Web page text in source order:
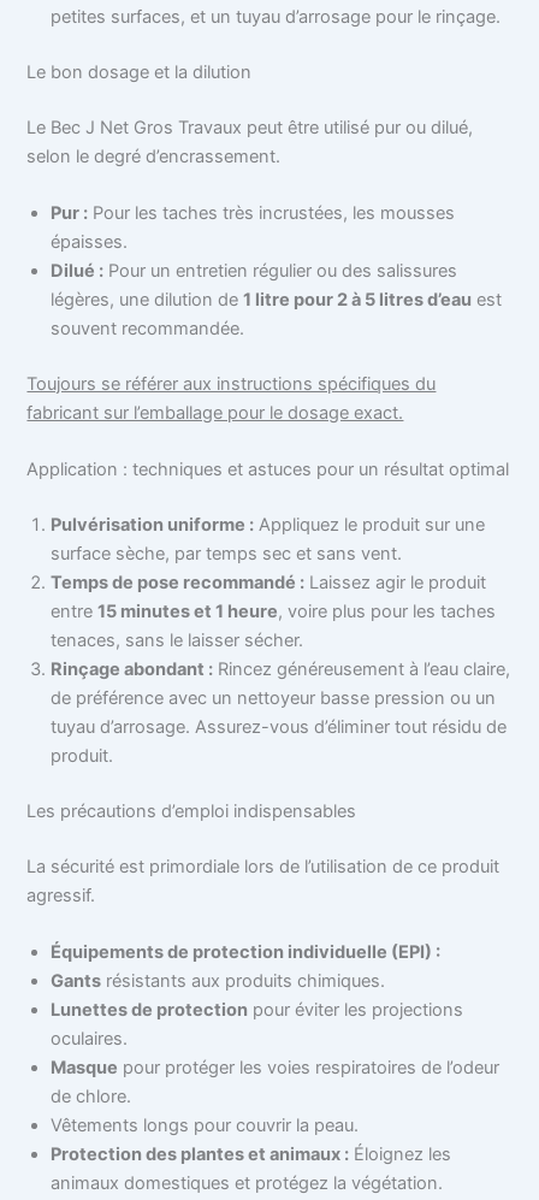
petites surfaces, et un tuyau d’arrosage pour le rinçage.
Le bon dosage et la dilution
Le Bec J Net Gros Travaux peut être utilisé pur ou dilué,
selon le degré d’encrassement.
Pur : Pour les taches très incrustées, les mousses
épaisses.
Dilué : Pour un entretien régulier ou des salissures
légères, une dilution de1 litre pour 2 à 5 litres d’eau est
souvent recommandée.
Toujours se référer aux instructions spécifiques du
fabricant sur l’emballage pour le dosage exact.
Application : techniques et astuces pour un résultat optimal
Pulvérisation uniforme : Appliquez le produit sur une
surface sèche, par temps sec et sans vent.
Temps de pose recommandé : Laissez agir le produit
entre15 minutes et 1 heure, voire plus pour les taches
tenaces, sans le laisser sécher.
Rinçage abondant : Rincez généreusement à l’eau claire,
de préférence avec un nettoyeur basse pression ou un
tuyau d’arrosage. Assurez-vous d’éliminer tout résidu de
produit.
Les précautions d’emploi indispensables
La sécurité est primordiale lors de l’utilisation de ce produit
agressif.
Équipements de protection individuelle (EPI) :
Gants résistants aux produits chimiques.
Lunettes de protection pour éviter les projections
oculaires.
Masque pour protéger les voies respiratoires de l’odeur
de chlore.
Vêtements longs pour couvrir la peau.
Protection des plantes et animaux : Éloignez les
animaux domestiques et protégez la végétation.